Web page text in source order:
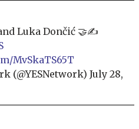
Luka Dončić 🤝✍️
MvSkaTS65T
(@YESNetwork) July 28,